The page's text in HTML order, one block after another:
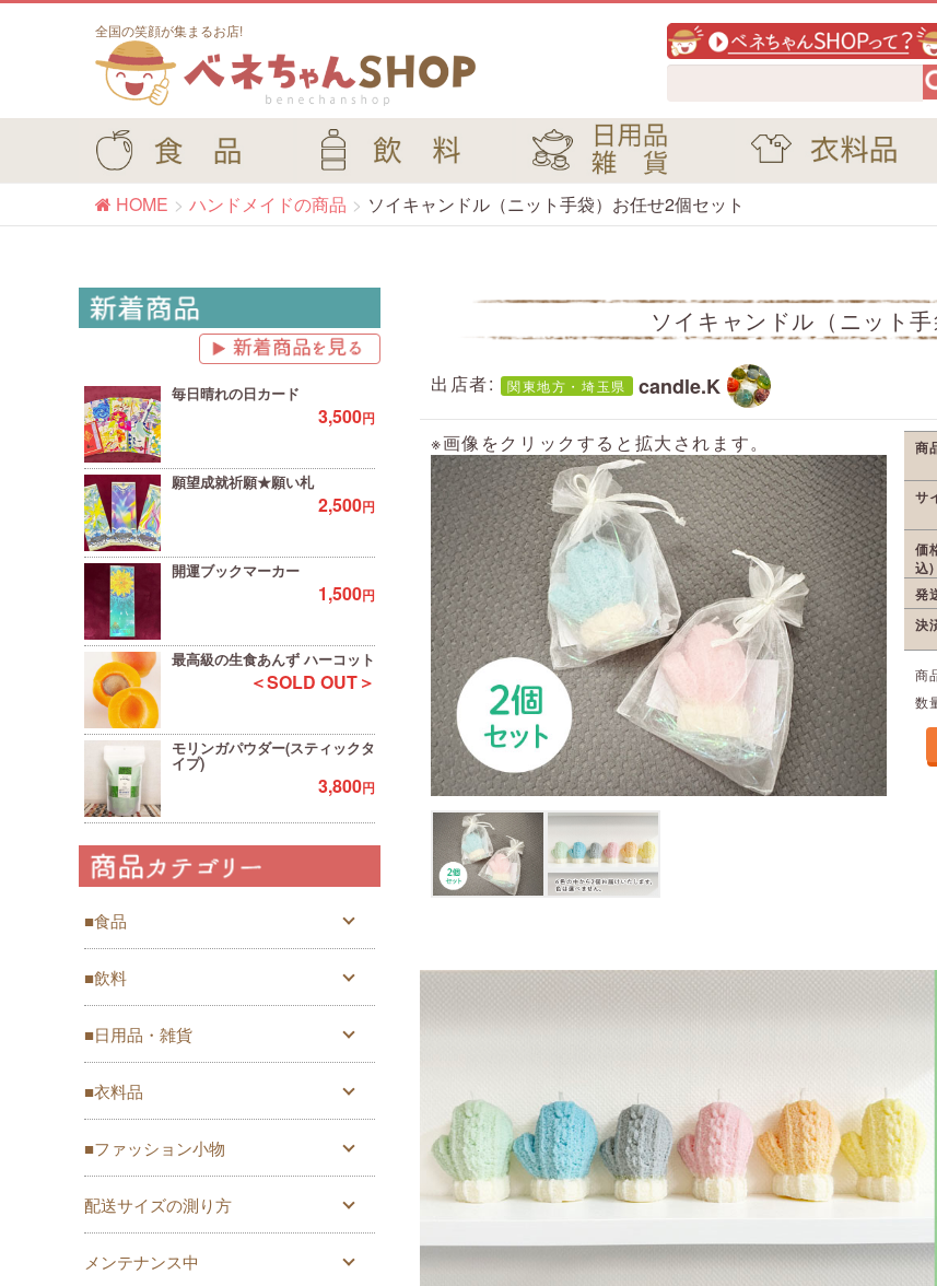
全国の笑顔が集まるお店!
HOME ハンドメイドの商品 ソイキャンドル（ニット手袋）お任せ2個セット
ソイキャンドル（ニット
出店者: 関東地方・埼玉県 candle.K
※画像をクリックすると拡大されます。 商
サ
価
込)
発
決
商
数
毎日晴れの日カード
3,500円
願望成就祈願★願い札
2,500円
開運ブックマーカー
1,500円
最高級の生食あんず ハーコット
＜SOLD OUT＞
モリンガパウダー(スティックタ
イプ)
3,800円
■食品
■飲料
■日用品・雑貨
■衣料品
■ファッション小物
配送サイズの測り方
メンテナンス中